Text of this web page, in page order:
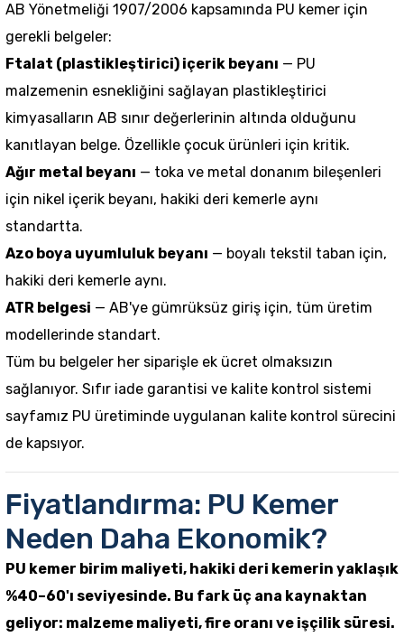
AB Yönetmeliği 1907/2006 kapsamında PU kemer için
gerekli belgeler:
Ftalat (plastikleştirici) içerik beyanı — PU
malzemenin esnekliğini sağlayan plastikleştirici
kimyasalların AB sınır değerlerinin altında olduğunu
kanıtlayan belge. Özellikle çocuk ürünleri için kritik.
Ağır metal beyanı — toka ve metal donanım bileşenleri
için nikel içerik beyanı, hakiki deri kemerle aynı
standartta.
Azo boya uyumluluk beyanı — boyalı tekstil taban için,
hakiki deri kemerle aynı.
ATR belgesi — AB'ye gümrüksüz giriş için, tüm üretim
modellerinde standart.
Tüm bu belgeler her siparişle ek ücret olmaksızın
sağlanıyor. Sıfır iade garantisi ve kalite kontrol sistemi
sayfamız PU üretiminde uygulanan kalite kontrol sürecini
de kapsıyor.
Fiyatlandırma: PU Kemer
Neden Daha Ekonomik?
PU kemer birim maliyeti, hakiki deri kemerin yaklaşık
%40–60'ı seviyesinde. Bu fark üç ana kaynaktan
geliyor: malzeme maliyeti, fire oranı ve işçilik süresi.